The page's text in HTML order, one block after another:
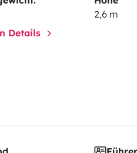
2,6 m
Details